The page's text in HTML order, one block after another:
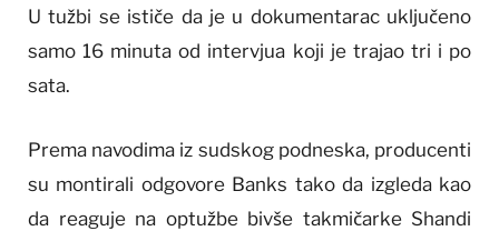
U tužbi se ističe da je u dokumentarac uključeno
samo 16 minuta od intervjua koji je trajao tri i po
sata.
Prema navodima iz sudskog podneska, producenti
su montirali odgovore Banks tako da izgleda kao
da reaguje na optužbe bivše takmičarke Shandi